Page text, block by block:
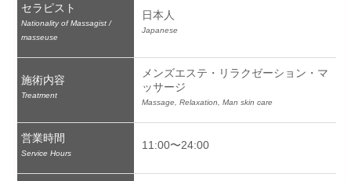
セラピスト
Nationality of Massagist /
masseuse
日本人
Japanese
施術内容
Treatment
メンズエステ・リラクゼーション・マ
ッサージ
Massage, Relaxation, Man skin care
営業時間
Service Hours
11:00〜24:00